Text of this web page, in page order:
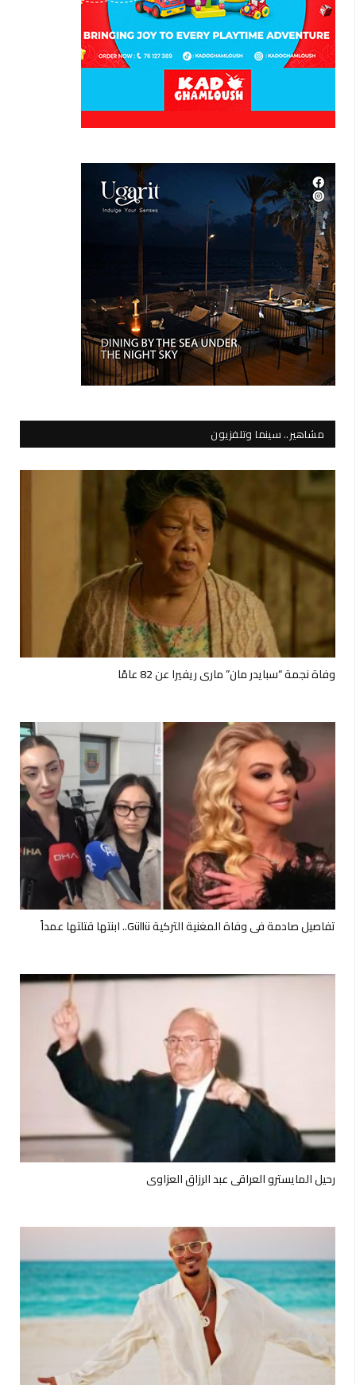
مشاهير.. سينما وتلفزيون
وفاة نجمة “سبايدر مان” ماري ريفيرا عن 82 عامًا
تفاصيل صادمة في وفاة المغنية التركية Güllü.. ابنتها قتلتها عمداً
رحيل المايسترو العراقي عبد الرزاق العزاوي